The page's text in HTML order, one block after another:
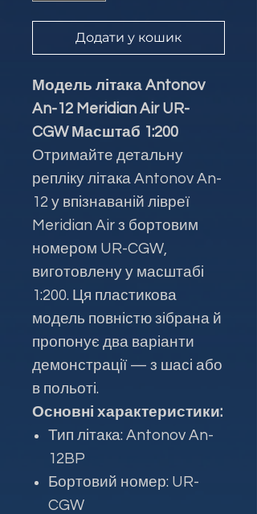
Додати у кошик
Модель літака Antonov
An-12 Meridian Air UR-
CGW Масштаб 1:200
Отримайте детальну
репліку літака Antonov An-
12 у впізнаваній лівреї
Meridian Air з бортовим
номером UR-CGW,
виготовлену у масштабі
1:200. Ця пластикова
модель повністю зібрана й
пропонує два варіанти
демонстрації — з шасі або
в польоті.
Основні характеристики:
Тип літака: Antonov An-
12BP
Бортовий номер: UR-
CGW